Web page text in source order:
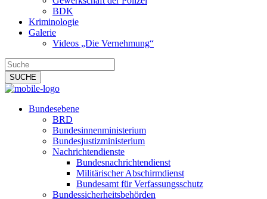
BDK
Kriminologie
Galerie
Videos „Die Vernehmung“
Bundesebene
BRD
Bundesinnenministerium
Bundesjustizministerium
Nachrichtendienste
Bundesnachrichtendienst
Militärischer Abschirmdienst
Bundesamt für Verfassungsschutz
Bundessicherheitsbehörden